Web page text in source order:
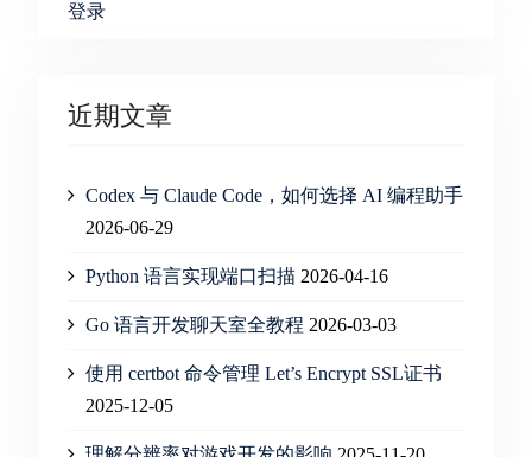
登录
近期文章
Codex 与 Claude Code，如何选择 AI 编程助手
2026-06-29
Python 语言实现端口扫描 2026-04-16
Go 语言开发聊天室全教程 2026-03-03
使用 certbot 命令管理 Let’s Encrypt SSL证书
2025-12-05